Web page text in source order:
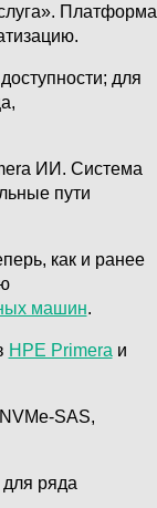
Платформа
для
ИИ. Система
пути
как и ранее
машин.
HPE Primera и
SAS,
ряда